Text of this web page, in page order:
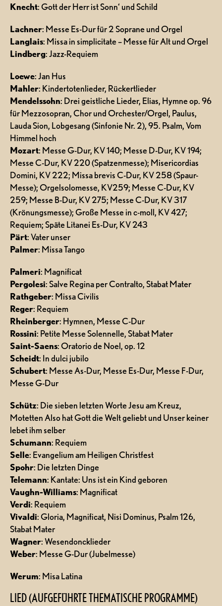
Knecht: Gott der Herr ist Sonn‘ und Schild
Lachner: Messe Es-Dur für 2 Soprane und Orgel
Langlais: Missa in simplicitate – Messe für Alt und Orgel
Lindberg: Jazz-Requiem
Loewe: Jan Hus
Mahler: Kindertotenlieder, Rückertlieder
Mendelssohn: Drei geistliche Lieder, Elias, Hymne op. 96
für Mezzosopran, Chor und Orchester/Orgel, Paulus,
Lauda Sion, Lobgesang (Sinfonie Nr. 2), 95. Psalm, Vom
Himmel hoch
Mozart: Messe G-Dur, KV 140; Messe D-Dur, KV 194;
Messe C-Dur, KV 220 (Spatzenmesse); Misericordias
Domini, KV 222; Missa brevis C-Dur, KV 258 (Spaur-
Messe); Orgelsolomesse, KV259; Messe C-Dur, KV
259; Messe B-Dur, KV 275; Messe C-Dur, KV 317
(Krönungsmesse); Große Messe in c-moll, KV 427;
Requiem; Späte Litanei Es-Dur, KV 243
Pärt: Vater unser
Palmer: Missa Tango
Palmeri: Magnificat
Pergolesi: Salve Regina per Contralto, Stabat Mater
Rathgeber: Missa Civilis
Reger: Requiem
Rheinberger: Hymnen, Messe C-Dur
Rossini: Petite Messe Solennelle, Stabat Mater
Saint-Saens: Oratorio de Noel, op. 12
Scheidt: In dulci jubilo
Schubert: Messe As-Dur, Messe Es-Dur, Messe F-Dur,
Messe G-Dur
Schütz: Die sieben letzten Worte Jesu am Kreuz,
Motetten Also hat Gott die Welt geliebt und Unser keiner
lebet ihm selber
Schumann: Requiem
Selle: Evangelium am Heiligen Christfest
Spohr: Die letzten Dinge
Telemann: Kantate: Uns ist ein Kind geboren
Vaughn-Williams: Magnificat
Verdi: Requiem
Vivaldi: Gloria, Magnificat, Nisi Dominus, Psalm 126,
Stabat Mater
Wagner: Wesendoncklieder
Weber: Messe G-Dur (Jubelmesse)
Werum: Misa Latina
LIED (AUFGEFÜHRTE THEMATISCHE PROGRAMME)